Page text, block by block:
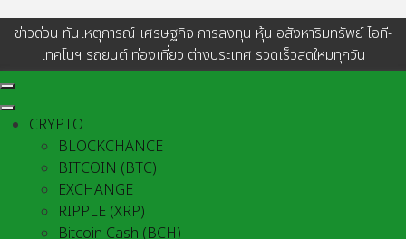
ข่าวด่วน ทันเหตุการณ์ เศรษฐกิจ การลงทุน หุ้น อสังหาริมทรัพย์ ไอที-
เทคโนฯ รถยนต์ ท่องเที่ยว ต่างประเทศ รวดเร็วสดใหม่ทุกวัน
CRYPTO
BLOCKCHANCE
BITCOIN (BTC)
EXCHANGE
RIPPLE (XRP)
Bitcoin Cash (BCH)